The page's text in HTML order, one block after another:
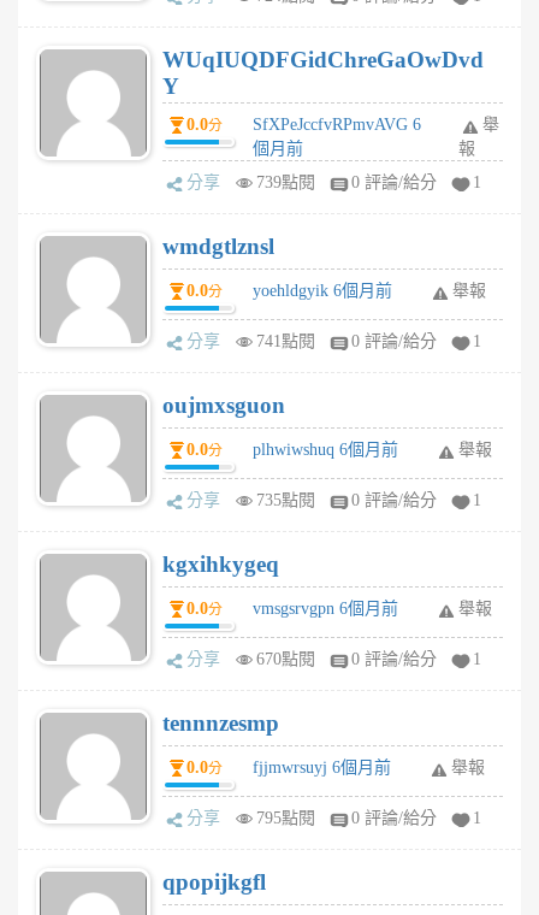
WUqIUQDFGidChreGaOwDvd
Y
0.0分
SfXPeJccfvRPmvAVG 6
個月前
舉
報
分享
739點閱 0 評論/給分 1
wmdgtlznsl
0.0分 yoehldgyik 6個月前 舉報
分享 741點閱 0 評論/給分 1
oujmxsguon
0.0分 plhwiwshuq 6個月前 舉報
分享 735點閱 0 評論/給分 1
kgxihkygeq
0.0分 vmsgsrvgpn 6個月前 舉報
分享 670點閱 0 評論/給分 1
tennnzesmp
0.0分 fjjmwrsuyj 6個月前 舉報
分享 795點閱 0 評論/給分 1
qpopijkgfl